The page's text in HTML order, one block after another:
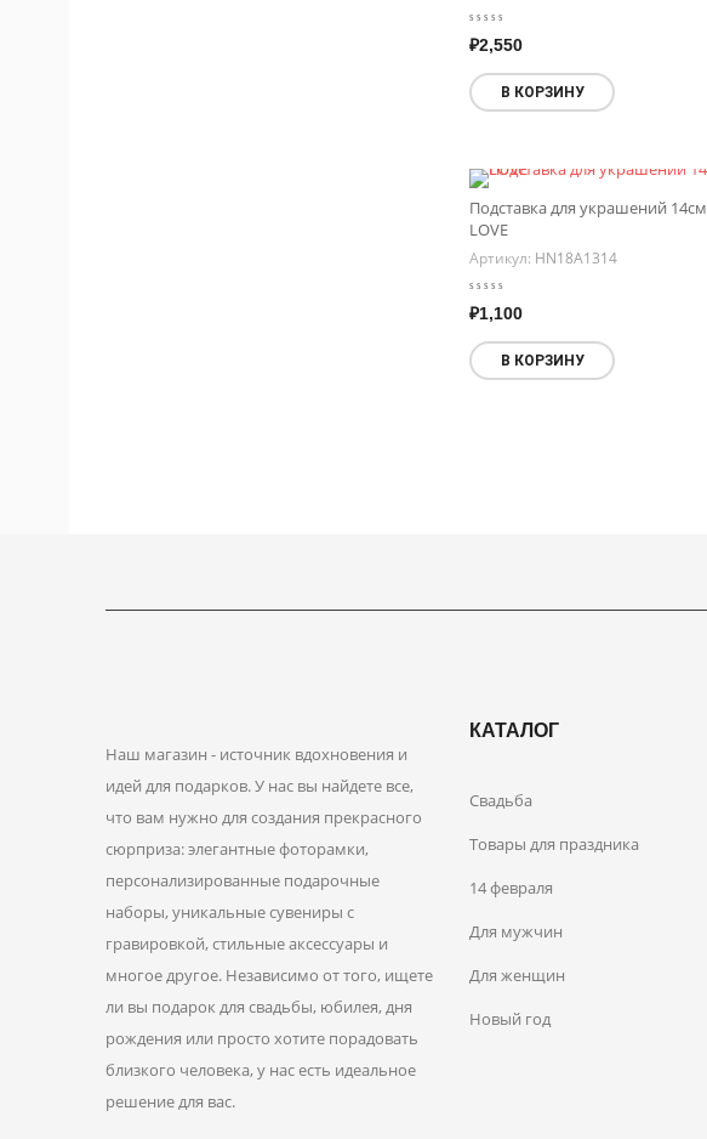
₽2,550
В КОРЗИНУ
Подставка для украшений 14см
LOVE
Артикул: HN18A1314
₽1,100
В КОРЗИНУ
Наш магазин - источник вдохновения и
идей для подарков. У нас вы найдете все,
что вам нужно для создания прекрасного
сюрприза: элегантные фоторамки,
персонализированные подарочные
наборы, уникальные сувениры с
гравировкой, стильные аксессуары и
многое другое. Независимо от того, ищете
ли вы подарок для свадьбы, юбилея, дня
рождения или просто хотите порадовать
близкого человека, у нас есть идеальное
решение для вас.
КАТАЛОГ
Свадьба
Товары для праздника
14 февраля
Для мужчин
Для женщин
Новый год